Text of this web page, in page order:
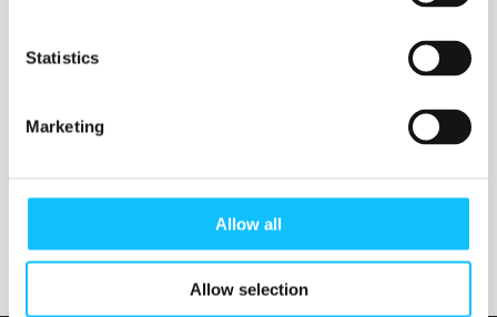
Statistics
Marketing
Allow all
Allow selection
Nurmijärven seurakunta